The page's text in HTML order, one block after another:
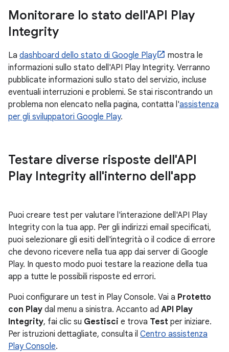
Monitorare lo stato dell'API Play
Integrity
La dashboard dello stato di Google Play
mostra le
informazioni sullo stato dell'API Play Integrity. Verranno
pubblicate informazioni sullo stato del servizio, incluse
eventuali interruzioni e problemi. Se stai riscontrando un
problema non elencato nella pagina, contatta l'assistenza
per gli sviluppatori Google Play.
Testare diverse risposte dell'API
Play Integrity all'interno dell'app
Puoi creare test per valutare l'interazione dell'API Play
Integrity con la tua app. Per gli indirizzi email specificati,
puoi selezionare gli esiti dell'integrità o il codice di errore
che devono ricevere nella tua app dai server di Google
Play. In questo modo puoi testare la reazione della tua
app a tutte le possibili risposte ed errori.
Puoi configurare un test in Play Console. Vai a Protetto
con Play dal menu a sinistra. Accanto ad API Play
Integrity, fai clic su Gestisci e trova Test per iniziare.
Per istruzioni dettagliate, consulta il Centro assistenza
Play Console.